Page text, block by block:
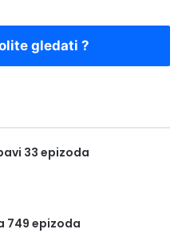
gledati ?
33 epizoda
749 epizoda